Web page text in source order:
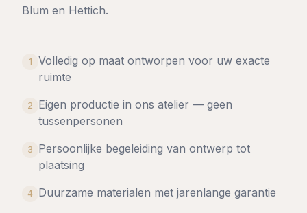
Blum en Hettich.
1
Volledig op maat ontworpen voor uw exacte
ruimte
2
Eigen productie in ons atelier — geen
tussenpersonen
3
Persoonlijke begeleiding van ontwerp tot
plaatsing
4 Duurzame materialen met jarenlange garantie